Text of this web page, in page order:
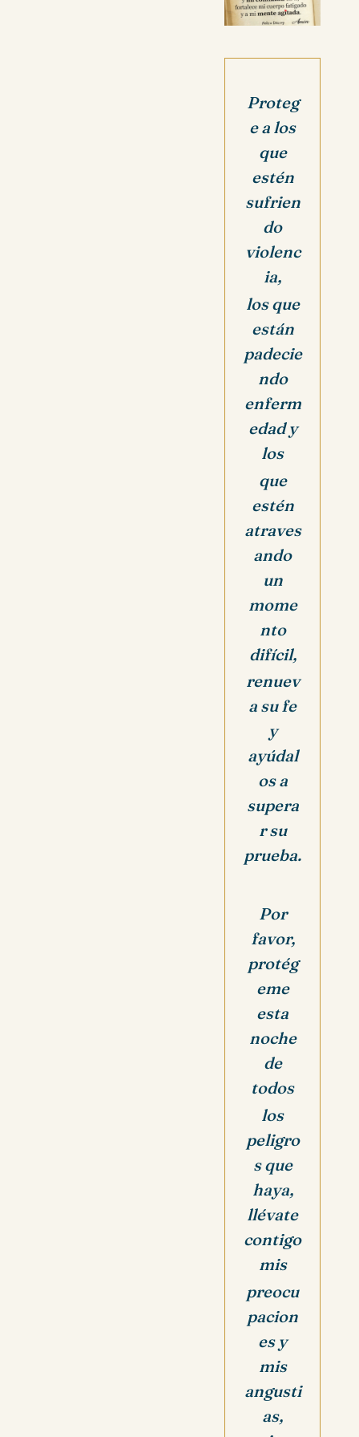
Proteg
e a los
que
estén
sufrien
do
violenc
ia,
los que
están
padecie
ndo
enferm
edad y
los
que
estén
atraves
ando
un
mome
nto
difícil,
renuev
a su fe
y
ayúdal
os a
supera
r su
prueba.
Por
favor,
protég
eme
esta
noche
de
todos
los
peligro
s que
haya,
llévate
contigo
mis
preocu
pacion
es y
mis
angusti
as,